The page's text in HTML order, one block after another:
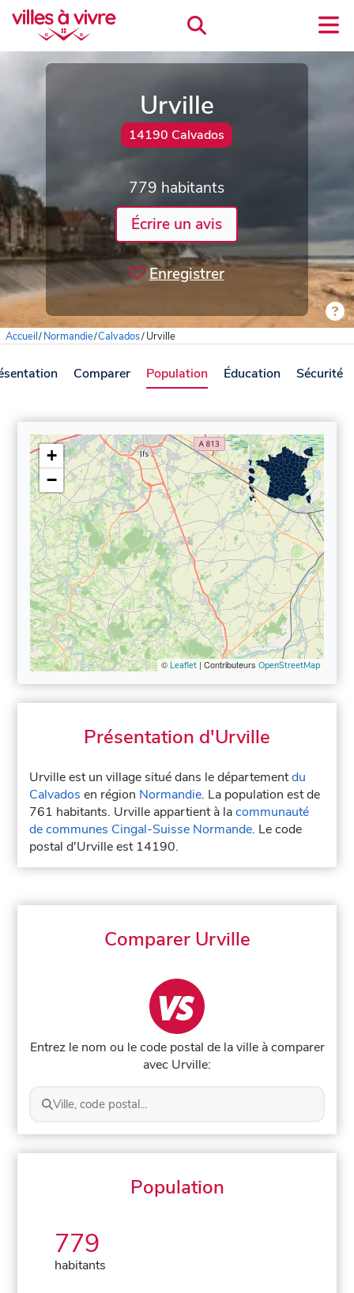
Urville
14190 Calvados
779 habitants
Écrire un avis
Enregistrer
Accueil/Normandie/Calvados/Urville
Comparer Population Éducation Sécurité
+
−
© Leaflet| Contributeurs OpenStreetMap
Présentation d'Urville
Urville est un village situé dans le départementdu
Calvados en région Normandie. La population est de
761 habitants. Urville appartient à lacommunauté
de communes Cingal-Suisse Normande. Le code
postal d'Urville est 14190.
Comparer Urville
Entrez le nom ou le code postal de la ville à comparer
avec Urville:
Ville, code postal...
Population
779
habitants